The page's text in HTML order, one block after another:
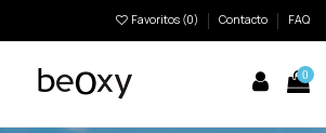
Favoritos (0) Contacto FAQ
0